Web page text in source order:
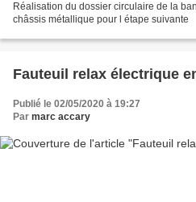
Réalisation du dossier circulaire de la
châssis métallique pour l étape suivante
Fauteuil relax électrique
Publié le 02/05/2020 à 19:27
Par marc accary